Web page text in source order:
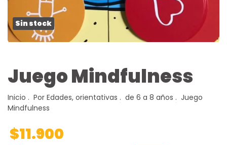
Juego Mindfulness
Inicio . Por Edades, orientativas . de 6 a 8 años . Juego
Mindfulness
$11.900
Sin stock